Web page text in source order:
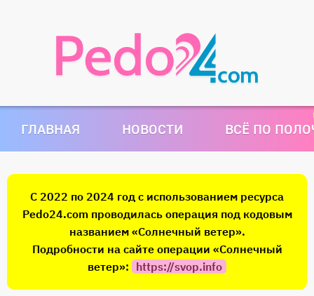
ГЛАВНАЯ НОВОСТИ ВСЁ ПО
С 2022 по 2024 год с использованием ресурса
Pedo24.com проводилась операция под кодовым
названием «Солнечный ветер».
Подробности на сайте операции «Солнечный
ветер»: https://svop.info